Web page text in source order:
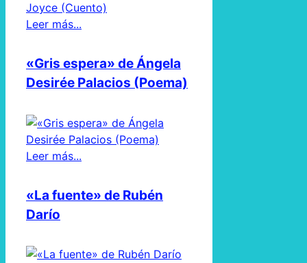
Leer más...
«Gris espera» de Ángela
Desirée Palacios (Poema)
Leer más...
«La fuente» de Rubén
Darío